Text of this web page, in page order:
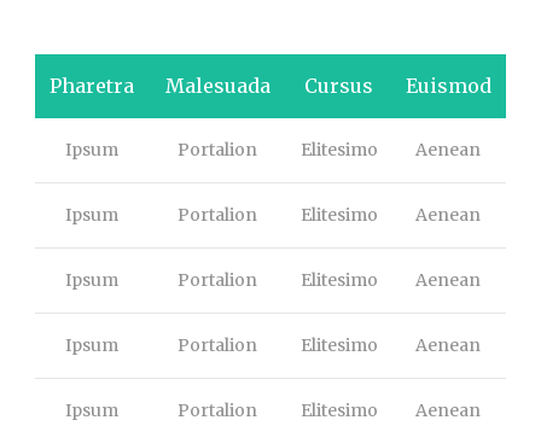
Pharetra Malesuada Cursus Euismod
Ipsum Portalion Elitesimo Aenean
Ipsum Portalion Elitesimo Aenean
Ipsum Portalion Elitesimo Aenean
Ipsum Portalion Elitesimo Aenean
Ipsum Portalion Elitesimo Aenean